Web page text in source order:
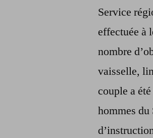
Service
effectuée à
nombre
vaisselle,
couple a
hommes du